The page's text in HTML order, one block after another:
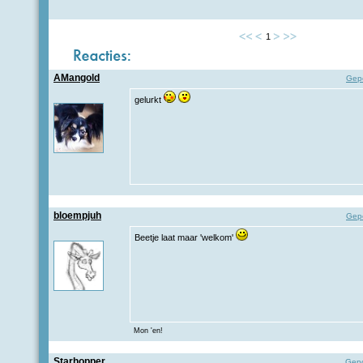
1
AMangold
gelurkt
bloempjuh
Beetje laat maar 'welkom'
Mon 'en!